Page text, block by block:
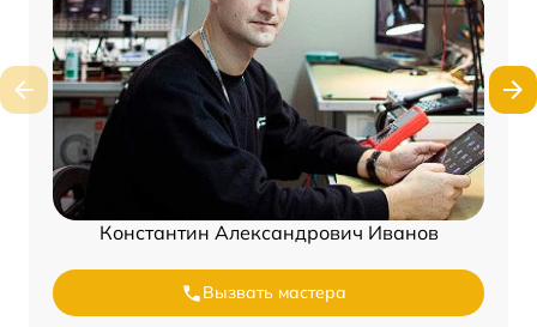
Константин Александрович Иванов
Вызвать мастера